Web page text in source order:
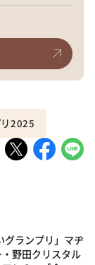
2025
グランプリ」マヂ
野田クリスタル